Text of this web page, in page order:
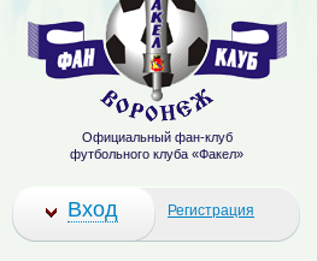
Официальный фан-клуб
футбольного клуба «Факел»
Вход Регистрация